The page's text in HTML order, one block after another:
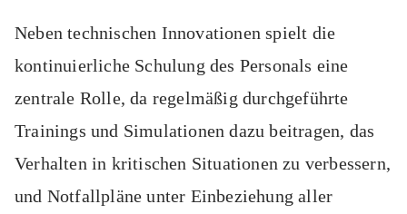
Neben technischen Innovationen spielt die
kontinuierliche Schulung des Personals eine
zentrale Rolle, da regelmäßig durchgeführte
Trainings und Simulationen dazu beitragen, das
Verhalten in kritischen Situationen zu verbessern,
und Notfallpläne unter Einbeziehung aller